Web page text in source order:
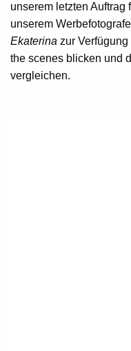
unserem letzten Auftrag
unserem
Ekaterina zur
the scenes blicken und
vergleichen.